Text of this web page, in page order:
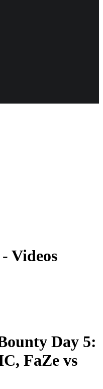
Videos
Day 5:
FaZe vs